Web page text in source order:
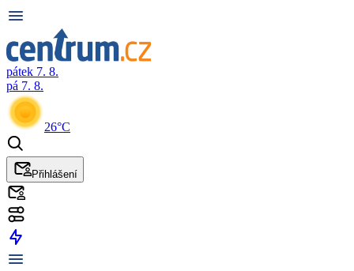
pátek 7. 8.
pá 7. 8.
26°C
Přihlášení